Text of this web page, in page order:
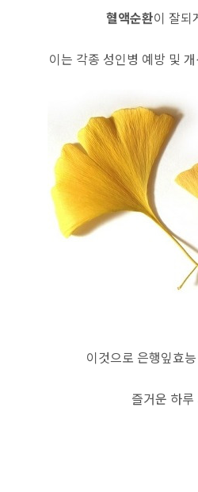
혈액순환이 잘되
이는 각종 성인병 예방 및
이것으로 은행잎효
즐거운 하